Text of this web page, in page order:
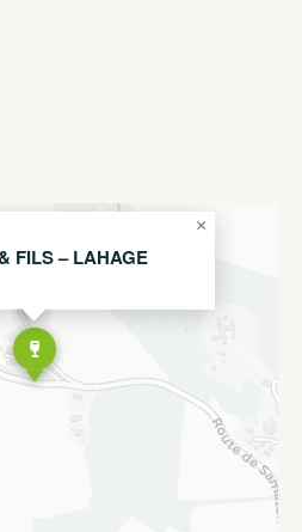
FILS – LAHAGE
×